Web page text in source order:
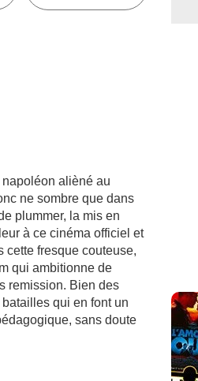
alièné au
ne sombre que dans
plummer, la mis en
à ce cinéma officiel et
cette fresque couteuse,
qui ambitionne de
remission. Bien des
qui en font un
sans doute